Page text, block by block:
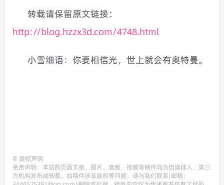
转载请保留原文链接：
http://blog.hzzx3d.com/4748.html
小雪细语：你要相信光，世上就会有奥特曼。
© 版权声明
免责声明：本站的页面文章、图片、音频、视频等稿件均为自媒体人、第三
方机构发布或转载。如稿件涉及版权等问题，请与我们联系(邮箱：